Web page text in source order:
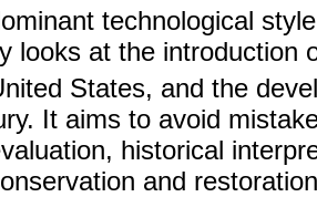
technological
looks at the introduction
States, and the
It aims to avoid
historical
and